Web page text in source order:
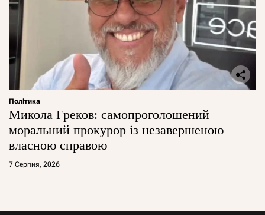
Політика
Микола Греков: самопроголошений
моральний прокурор із незавершеною
власною справою
7 Серпня, 2026